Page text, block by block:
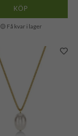
KÖP
🟡 Få kvar i lager